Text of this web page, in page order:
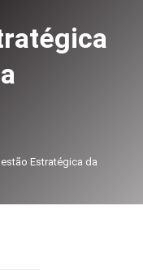
Estratégica da